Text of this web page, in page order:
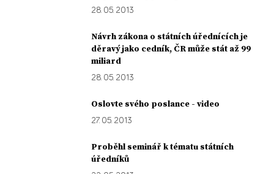
28. 05. 2013
Návrh zákona o státních úřednících je
děravý jako cedník, ČR může stát až 99
miliard
28. 05. 2013
Oslovte svého poslance - video
27. 05. 2013
Proběhl seminář k tématu státních
úředníků